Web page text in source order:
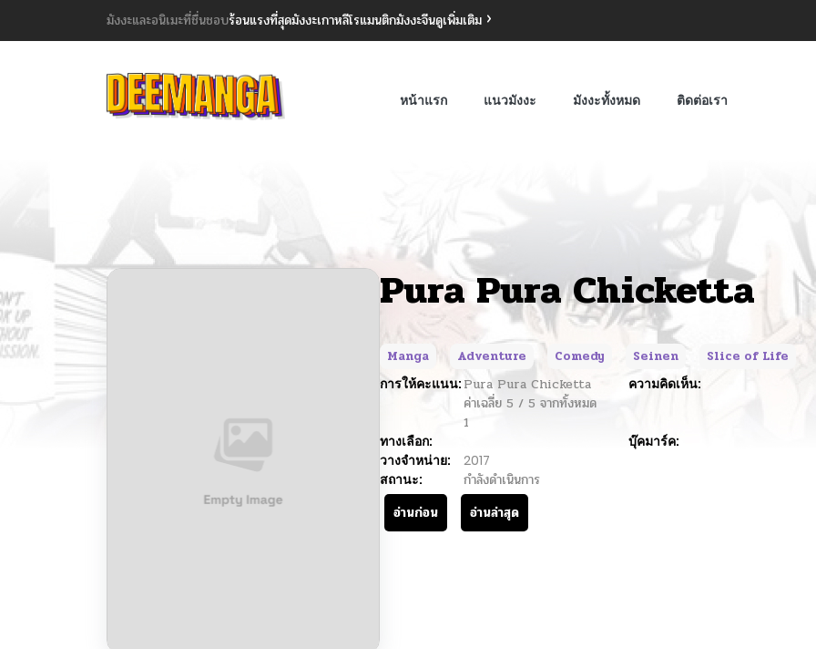
มังงะและอนิเมะที่ชื่นชอบร้อนแรงที่สุดมังงะเกาหลีโรแมนติกมังงะจีนดูเพิ่มเติม
หน้าแรก แนวมังงะ มังงะทั้งหมด ติดต่อเรา
Pura Pura Chicketta
Manga Adventure Comedy Seinen
Slice of Life
การให้คะแนน: Pura Pura Chicketta
ค่าเฉลี่ย 5 / 5 จากทั้งหมด
1
ความคิดเห็น:
ทางเลือก:
บุ๊คมาร์ค:
วางจำหน่าย:
2017
สถานะ:
กำลังดำเนินการ
อ่านก่อน
อ่านล่าสุด